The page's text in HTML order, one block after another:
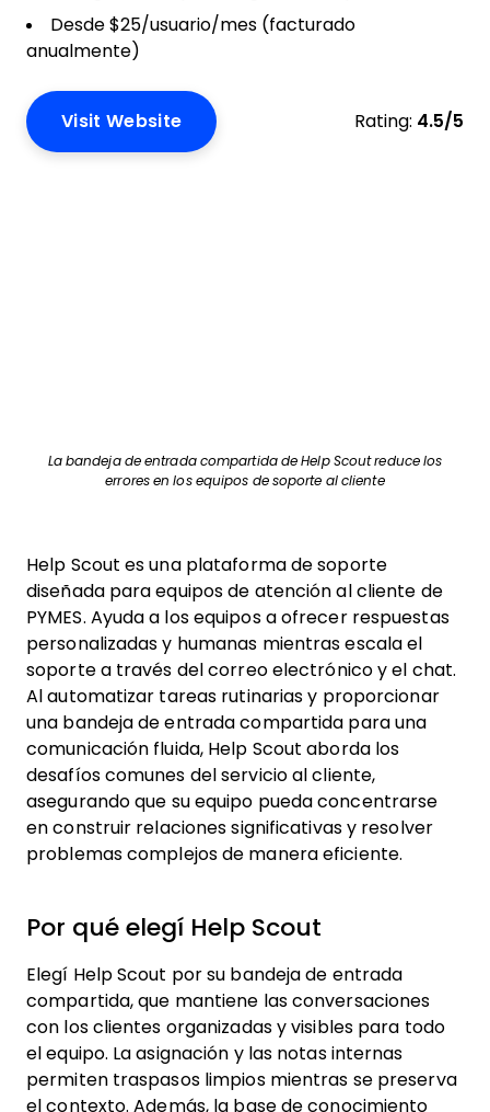
Desde $25/usuario/mes (facturado
anualmente)
Visit Website Rating: 4.5/5
La bandeja de entrada compartida de Help Scout reduce los
errores en los equipos de soporte al cliente
Help Scout es una plataforma de soporte
diseñada para equipos de atención al cliente de
PYMES. Ayuda a los equipos a ofrecer respuestas
personalizadas y humanas mientras escala el
soporte a través del correo electrónico y el chat.
Al automatizar tareas rutinarias y proporcionar
una bandeja de entrada compartida para una
comunicación fluida, Help Scout aborda los
desafíos comunes del servicio al cliente,
asegurando que su equipo pueda concentrarse
en construir relaciones significativas y resolver
problemas complejos de manera eficiente.
Por qué elegí Help Scout
Elegí Help Scout por su bandeja de entrada
compartida, que mantiene las conversaciones
con los clientes organizadas y visibles para todo
el equipo. La asignación y las notas internas
permiten traspasos limpios mientras se preserva
el contexto. Además, la base de conocimiento